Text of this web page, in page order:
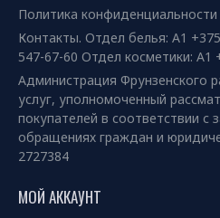
Политика конфиденциальности
Контакты. Отдел белья: А1
547-67-60 Отдел косметики: А1
Администрация Фрунзенского
услуг, уполномоченный
покупателей в соответствии с
обращениях граждан и
2727384
МОЙ АККАУНТ